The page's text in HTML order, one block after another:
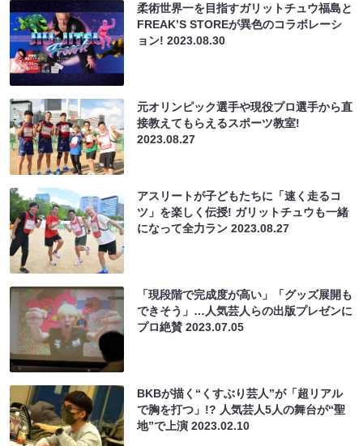
柔術世界一を目指すガリットチュウ福島と
FREAK’S STOREが異色のコラボレーシ
ョン!2023.08.30
元オリンピック選手や現役プロ選手から直
接教えてもらえるスポーツ教室!
2023.08.27
アスリートが子どもたちに「速く走るコ
ツ」を楽しく伝授! ガリットチュウも一緒
になって全力ラン2023.08.27
「現段階で完成度が高い」「グッズ展開も
できそう」…人気芸人らの出版プレゼンに
プロ絶賛2023.07.05
BKBが描く“くすぶり芸人”が「超リアル
で胸を打つ」!? 人気芸人5人の舞台が“聖
地”で上演2023.02.10